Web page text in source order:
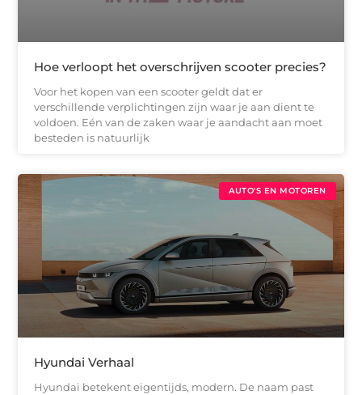
Hoe verloopt het overschrijven scooter precies?
Voor het kopen van een scooter geldt dat er
verschillende verplichtingen zijn waar je aan dient te
voldoen. Eén van de zaken waar je aandacht aan moet
besteden is natuurlijk
AUTO'S EN MOTOREN
Hyundai Verhaal
Hyundai betekent eigentijds, modern. De naam past